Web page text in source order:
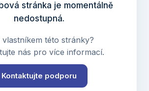
stránka je momentálně
nedostupná.
vlastníkem této stránky?
nás pro více informací.
Kontaktujte podporu